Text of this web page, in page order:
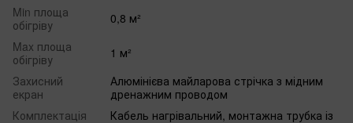
Min площа
обігріву
0,8 м²
Max площа
обігріву
1 м²
Захисний
екран
Алюмінієва майларова стрічка з мідним
дренажним проводом
Комплектація
Кабель нагрівальний, монтажна трубка із